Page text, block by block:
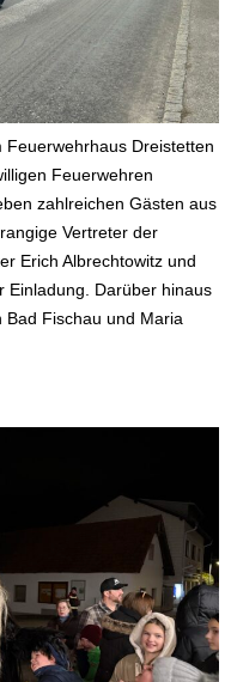
Dreistetten
Feuerwehren
zahlreichen Gästen aus
Vertreter der
Erich Albrechtowitz und
Einladung. Darüber hinaus
Fischau und Maria